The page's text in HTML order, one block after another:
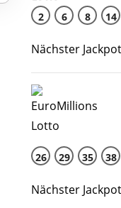
2 6 8 14
Nächster
26 29 35 38
Nächster